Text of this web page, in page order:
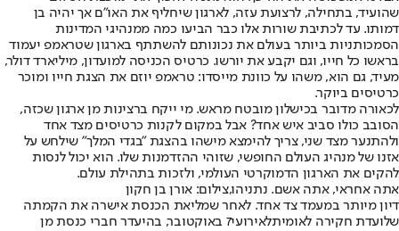
שהועיד, בתחילה, לרצועת עזה, לארגון שיחליף את האו"ם אך יהיה בן
דמותו. עד לכתיבת שורות אלו כבר הביעו כמה ממנהיגי המדינות
הסמכותניות ביותר בעולם את נכונותם להשתתף בארגון שטראמפ יעמוד
בראשו כל חייו, וגם יקבע את יורשו. כרטיס הכניסה למועדון, מיליארד דולר,
מעיד, גם הוא, משהו על כוונת מייסדו: טראמפ יוזם את הצגת חייו ומוכר
כרטיסים ביוקר.
לכאורה מדובר בכישלון מובטח מראש. מי ייקח ברצינות מן ארגון שכזה,
הסובב כולו סביב איש אחד? אבל במקום לקנות כרטיסים מצד אחד
ולהתנער מצד שני, צריך להימצא מישהו בהצגת "בגדי המלך" שילחש על
אזנו של מנהיג העולם החופשי, שזוהי ההזדמנות שלו. הוא יכול לנסות
להקים את הארגון הדמוקרטי העולמי, ולזכות בתהילת עולם.
אתה אחראי, אתה אשם. נתניהו,צילום: אורן בן חקון
דיון מיותר במעמד צד אחד. לאחר שמליאת הכנסת אישרה את הקמתה
שלועדת חקירה לאומיתלאירועי7 באוקטובר
, בהיעדר חברי כנסת מן